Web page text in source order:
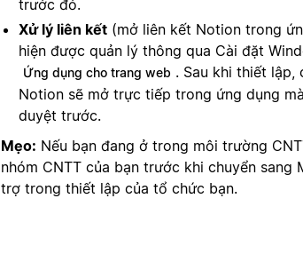
trước đó.
Xử lý liên kết (mở liên kết Notion trong
hiện được quản lý thông qua Cài đặt
Ứng dụng cho trang web . Sau khi thiết lập,
Notion sẽ mở trực tiếp trong ứng dụng
duyệt trước.
Mẹo: Nếu bạn đang ở trong môi trường
nhóm CNTT của bạn trước khi chuyển sang
trợ trong thiết lập của tổ chức bạn.